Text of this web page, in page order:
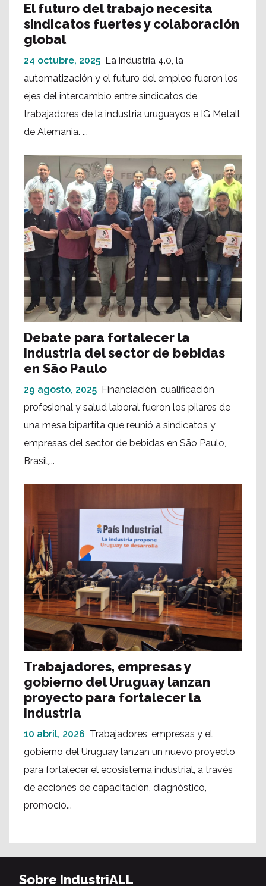
El futuro del trabajo necesita
sindicatos fuertes y colaboración
global
24 octubre, 2025 La industria 4.0, la
automatización y el futuro del empleo fueron los
ejes del intercambio entre sindicatos de
trabajadores de la industria uruguayos e IG Metall
de Alemania. ...
Debate para fortalecer la
industria del sector de bebidas
en São Paulo
29 agosto, 2025 Financiación, cualificación
profesional y salud laboral fueron los pilares de
una mesa bipartita que reunió a sindicatos y
empresas del sector de bebidas en São Paulo,
Brasil,...
Trabajadores, empresas y
gobierno del Uruguay lanzan
proyecto para fortalecer la
industria
10 abril, 2026 Trabajadores, empresas y el
gobierno del Uruguay lanzan un nuevo proyecto
para fortalecer el ecosistema industrial, a través
de acciones de capacitación, diagnóstico,
promoció...
Sobre IndustriALL